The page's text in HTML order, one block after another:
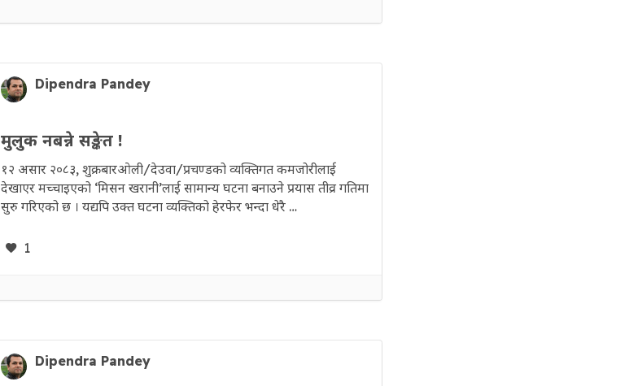
Dipendra Pandey
मुलुक नबन्ने सङ्केत !
१२ असार २०८३, शुक्रबारओली/देउवा/प्रचण्डको व्यक्तिगत कमजोरीलाई
देखाएर मच्चाइएको ‘मिसन खरानी’लाई सामान्य घटना बनाउने प्रयास तीव्र गतिमा
सुरु गरिएको छ । यद्यपि उक्त घटना व्यक्तिको हेरफेर भन्दा धेरै …
1
Dipendra Pandey